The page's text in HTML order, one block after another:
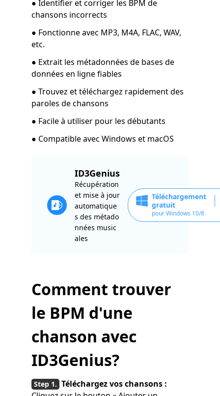
● Identifier et corriger les BPM de
chansons incorrects
● Fonctionne avec MP3, M4A, FLAC, WAV,
etc.
● Extrait les métadonnées de bases de
données en ligne fiables
● Trouvez et téléchargez rapidement des
paroles de chansons
● Facile à utiliser pour les débutants
● Compatible avec Windows et macOS
ID3Genius
Récupération
et mise à jour
automatique
s des métado
nnées music
ales
Téléchargement
gratuit
pour Windows 10/8
Comment trouver
le BPM d'une
chanson avec
ID3Genius?
Téléchargez vos chansons :